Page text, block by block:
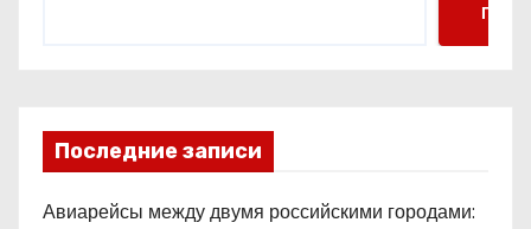
Поиск
Последние записи
Авиарейсы между двумя российскими городами: